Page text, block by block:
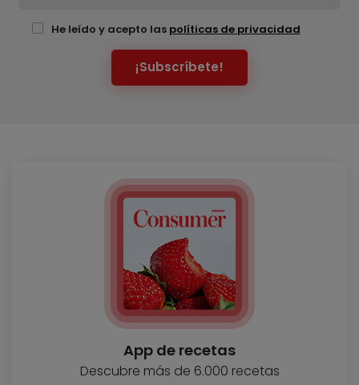
He leído y acepto las políticas de privacidad
¡Subscríbete!
App de recetas
Descubre más de 6.000 recetas